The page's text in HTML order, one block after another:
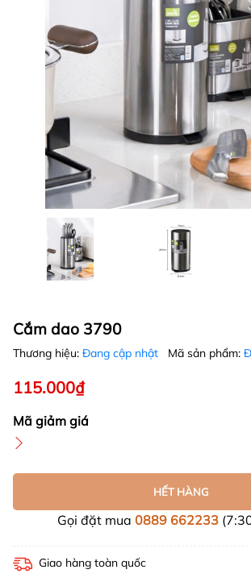
Cắm dao 3790
Thương hiệu: Đang cập nhật Mã sản phẩm:
115.000₫
Mã giảm giá
HẾT HÀNG
Gọi đặt mua 0889 662233
Giao hàng toàn quốc